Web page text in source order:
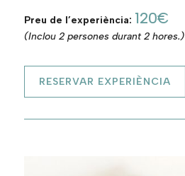
Preu de l’experiència: 120€
(Inclou 2 persones durant 2 hores.)
RESERVAR EXPERIÈNCIA